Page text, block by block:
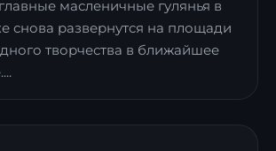
масленичные гулянья в
снова развернутся на площади
творчества в ближайшее